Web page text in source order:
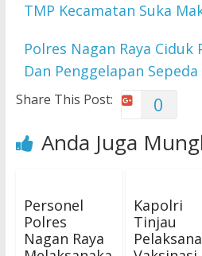
TMP Kecamatan Suka
Polres Nagan Raya Ciduk
Dan Penggelapan
Share This Post: 0
Anda Juga
Personel
Polres
Nagan Raya
Kapolri
Tinjau